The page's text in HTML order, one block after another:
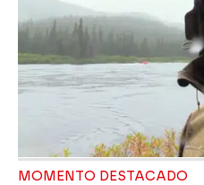
MOMENTO DESTACADO